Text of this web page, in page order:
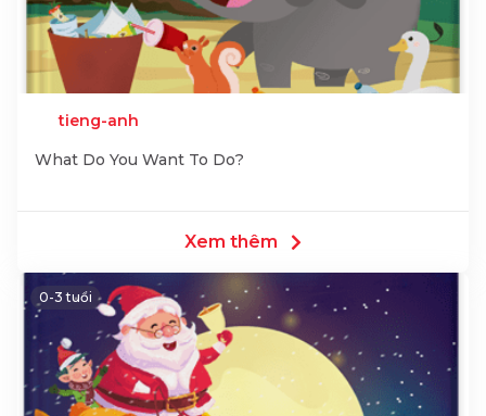
tieng-anh
What Do You Want To Do?
Xem thêm
0-3 tuổi